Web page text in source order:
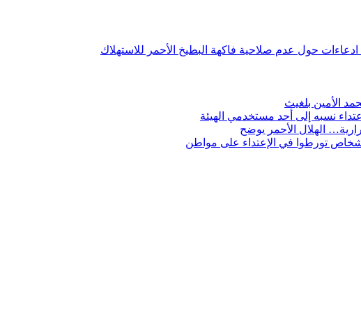
ادعاءات حول عدم صلاحية فاكهة البطيخ الأحمر للاستهلاك
الأمين بلغيث
نسبه إلى أحد مستخدمي الهيئة
الهلال الأحمر يوضح